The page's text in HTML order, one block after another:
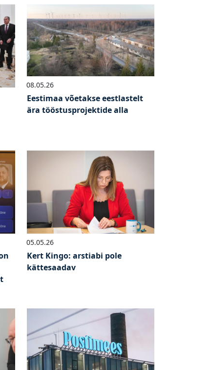
08.05.26
Eestimaa võetakse eestlastelt
ära tööstusprojektide alla
05.05.26
Kert Kingo: arstiabi pole
kättesaadav